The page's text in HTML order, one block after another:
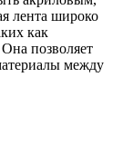
лента широко
как
позволяет
между